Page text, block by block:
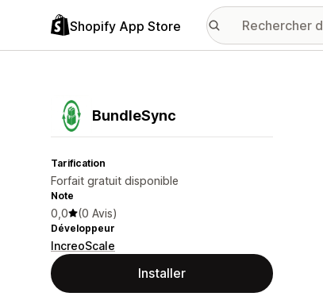
Shopify App Store
BundleSync
Tarification
Forfait gratuit disponible
Note
0,0 (0 Avis)
Développeur
IncreoScale
Installer